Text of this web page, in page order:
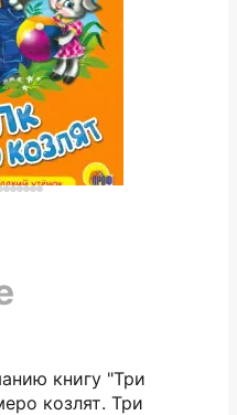
книгу "Три
козлят. Три